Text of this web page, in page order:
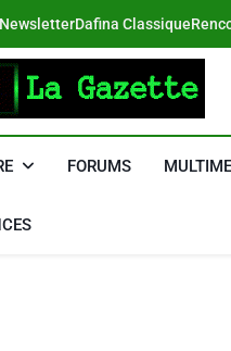
NewsletterDafina Classique
FORUMS